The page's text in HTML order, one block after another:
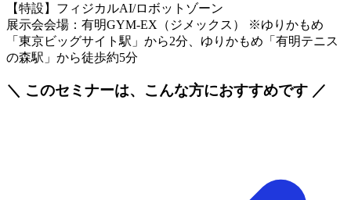
【特設】フィジカルAI/ロボットゾーン
展示会会場：有明GYM-EX（ジメックス） ※ゆりかもめ
「東京ビッグサイト駅」から2分、ゆりかもめ「有明テニス
の森駅」から徒歩約5分
＼ このセミナーは、こんな方におすすめです ／